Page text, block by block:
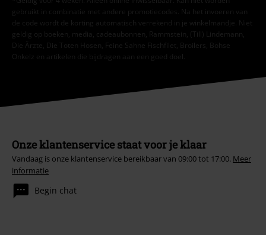
gebruikt in combinatie met andere promotiecodes. Na het invoeren van
de code wordt de korting automatisch verrekend in je winkelmandje. Niet
geldig op boeken, media, cadeaubonnen, Rammstein, (Till) Lindemann,
Die Ärzte, Die Toten Hosen, Feine Sahne Fischfilet, Broilers, Böhse
Onkelz en artikelen die bijdragen aan een goed doel.
Onze klantenservice staat voor je klaar
Vandaag is onze klantenservice bereikbaar van 09:00 tot 17:00. Meer
informatie
Begin chat